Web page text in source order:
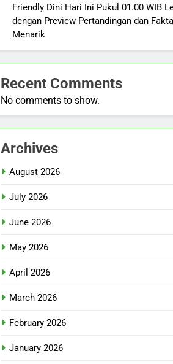
Friendly Dini Hari Ini Pukul 01.00 WIB
dengan Preview Pertandingan dan Fakta
Menarik
Recent Comments
No comments to show.
Archives
August 2026
July 2026
June 2026
May 2026
April 2026
March 2026
February 2026
January 2026